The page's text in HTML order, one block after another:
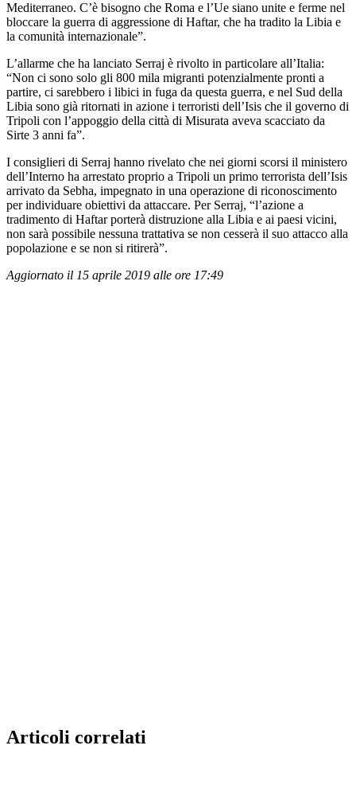
Mediterraneo. C’è bisogno che Roma e l’Ue siano unite e ferme nel
bloccare la guerra di aggressione di Haftar, che ha tradito la Libia e
la comunità internazionale”.
L’allarme che ha lanciato Serraj è rivolto in particolare all’Italia:
“Non ci sono solo gli 800 mila migranti potenzialmente pronti a
partire, ci sarebbero i libici in fuga da questa guerra, e nel Sud della
Libia sono già ritornati in azione i terroristi dell’Isis che il governo di
Tripoli con l’appoggio della città di Misurata aveva scacciato da
Sirte 3 anni fa”.
I consiglieri di Serraj hanno rivelato che nei giorni scorsi il ministero
dell’Interno ha arrestato proprio a Tripoli un primo terrorista dell’Isis
arrivato da Sebha, impegnato in una operazione di riconoscimento
per individuare obiettivi da attaccare. Per Serraj, “l’azione a
tradimento di Haftar porterà distruzione alla Libia e ai paesi vicini,
non sarà possibile nessuna trattativa se non cesserà il suo attacco alla
popolazione e se non si ritirerà”.
Aggiornato il 15 aprile 2019 alle ore 17:49
Articoli correlati